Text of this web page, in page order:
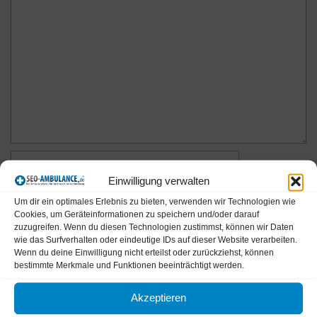
Einwilligung verwalten
Um dir ein optimales Erlebnis zu bieten, verwenden wir Technologien wie
Cookies, um Geräteinformationen zu speichern und/oder darauf
zuzugreifen. Wenn du diesen Technologien zustimmst, können wir Daten
wie das Surfverhalten oder eindeutige IDs auf dieser Website verarbeiten.
Wenn du deine Einwilligung nicht erteilst oder zurückziehst, können
bestimmte Merkmale und Funktionen beeinträchtigt werden.
Akzeptieren
Name
E-
Mail-
Adresse
Website
für meinen nächsten Kommentar speichern.